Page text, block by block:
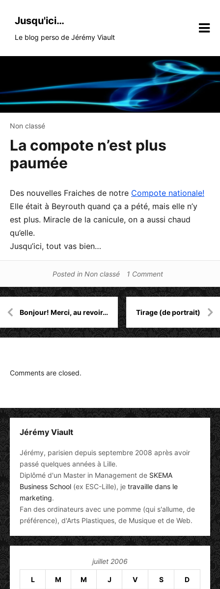
Jusqu'ici…
Le blog perso de Jérémy Viault
Non classé
La compote n’est plus
paumée
Des nouvelles Fraiches de notre Compote nationale!
Elle était à Beyrouth quand ça a pété, mais elle n’y
est plus. Miracle de la canicule, on a aussi chaud
qu’elle.
Jusqu’ici, tout vas bien…
Posted in Non classé 1 Comment
de
l’article
Bonjour! Merci, au revoir… Tirage (de portrait)
Comments are closed.
Jérémy Viault
Jérémy, parisien depuis septembre 2008 après avoir
passé quelques années à Lille.
Diplômé d'un Master in Management de SKEMA
Business School (ex ESC-Lille), je travaille dans le
marketing.
Fan des ordinateurs avec une pomme (qui s'allume, de
préférence), d'Arts Plastiques, de Musique et de Web.
juillet 2006
L M M J V S D